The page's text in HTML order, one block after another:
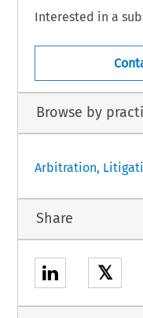
Interested in a
Browse by
Arbitration,
Share
𝕏